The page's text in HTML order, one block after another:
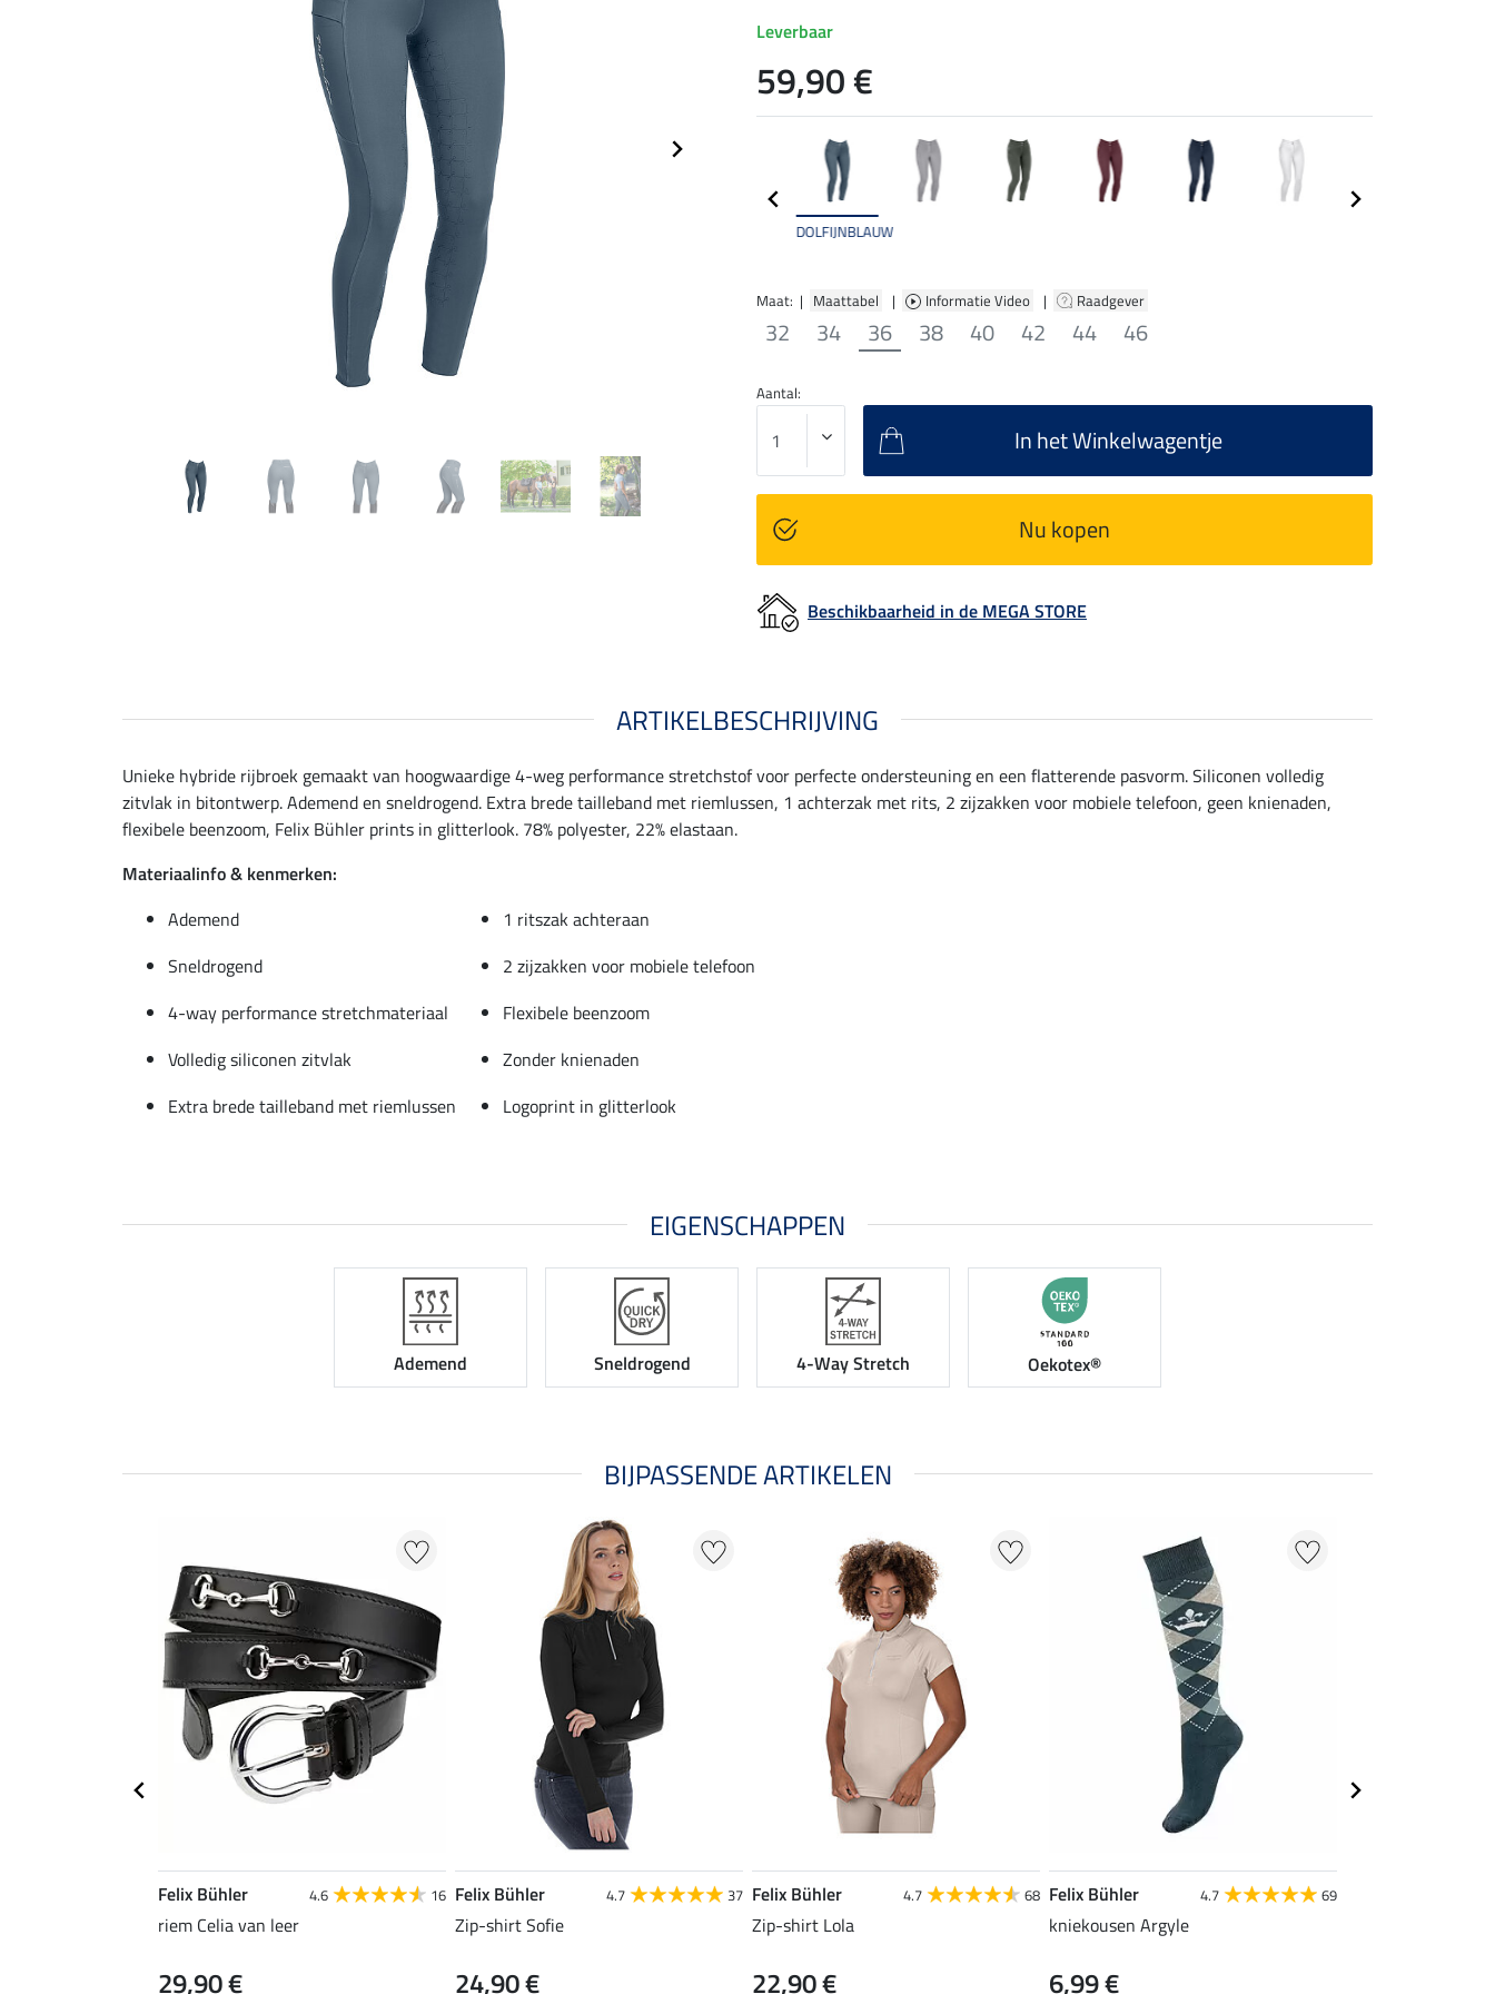
DOLFIJNBLAUW
Maat: | Maattabel | Informatie Video | Raadgever
32 34 36 38 40 42 44 46
Leverbaar
59,90 €
Aantal:
In het Winkelwagentje
Nu kopen
Beschikbaarheid in de MEGA STORE
ARTIKELBESCHRIJVING
Unieke hybride rijbroek gemaakt van hoogwaardige 4-weg performance stretchstof voor perfecte ondersteuning en een flatterende pasvorm. Siliconen volledig
zitvlak in bitontwerp. Ademend en sneldrogend. Extra brede tailleband met riemlussen, 1 achterzak met rits, 2 zijzakken voor mobiele telefoon, geen knienaden,
flexibele beenzoom, Felix Bühler prints in glitterlook. 78% polyester, 22% elastaan.
Materiaalinfo & kenmerken:
Ademend
1 ritszak achteraan
Sneldrogend
2 zijzakken voor mobiele telefoon
4-way performance stretchmateriaal
Flexibele beenzoom
Volledig siliconen zitvlak
Zonder knienaden
Extra brede tailleband met riemlussen
Logoprint in glitterlook
EIGENSCHAPPEN
Ademend Sneldrogend 4-Way Stretch Oekotex®
BIJPASSENDE ARTIKELEN
Felix Bühler 4.6 16
riem Celia van leer
29,90 €
Felix Bühler 4.7 37
Zip-shirt Sofie
24,90 €
Felix Bühler 4.7 68
Zip-shirt Lola
22,90 €
Felix Bühler 4.7 69
kniekousen Argyle
6,99 €